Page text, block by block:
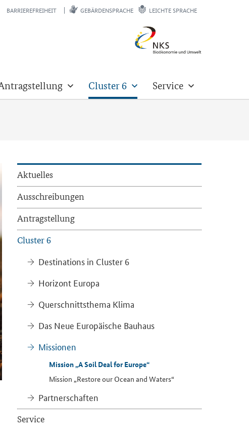
BARRIEREFREIHEIT GEBÄRDENSPRACHE LEICHTE SPRACHE
Cluster 6 Service
Ak­tu­el­les
Aus­schrei­bun­gen
An­trag­stel­lung
Clus­ter 6
De­sti­na­ti­ons in Clus­ter 6
Ho­ri­zont Eu­ro­pa
Quer­schnitts­the­ma Klima
Das Neue Eu­ro­päi­sche Bau­haus
Mis­sio­nen
Mis­si­on „A Soil Deal for Eu­ro­pe“
Mis­si­on „Res­to­re our Ocean and Wa­ters“
Part­ner­schaf­ten
Ser­vice